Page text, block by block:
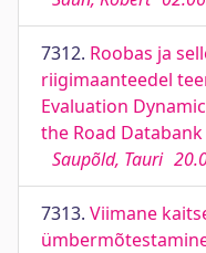
7312. Roobas ja
riigimaanteedel
Evaluation
the Road Databank
Saupõld, Tauri
7313. Viimane